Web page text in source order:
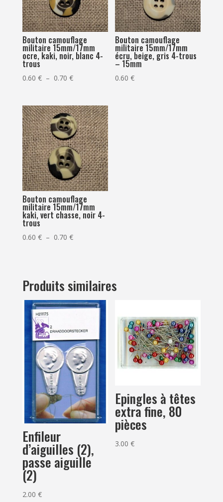
Bouton camouflage
militaire 15mm/17mm
ocre, kaki, noir, blanc 4-
trous
0.60 € – 0.70 €Plage
prix :
0.60 €
à
0.70 €
Bouton camouflage
militaire 15mm/17mm
écru, beige, gris 4-trous
– 15mm
0.60€
Bouton camouflage
militaire 15mm/17mm
kaki, vert chasse, noir 4-
trous
0.60 € – 0.70 €Plage
à
0.70 €
Produits similaires
Enfileur
d’aiguilles (2),
passe aiguille
(2)
2.00 €
Epingles à têtes
extra fine, 80
pièces
3.00€